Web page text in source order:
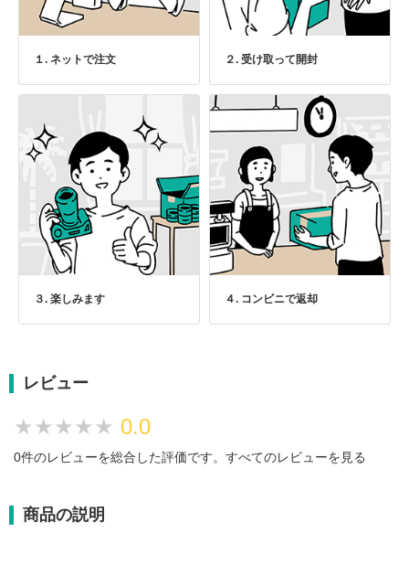
１. ネットで注文 ２. 受け取って開封
３. 楽しみます ４. コンビニで返却
レビュー
★★★★★
★★★★★ 0.0
0件のレビューを総合した評価です。 すべてのレビューを見る
商品の説明